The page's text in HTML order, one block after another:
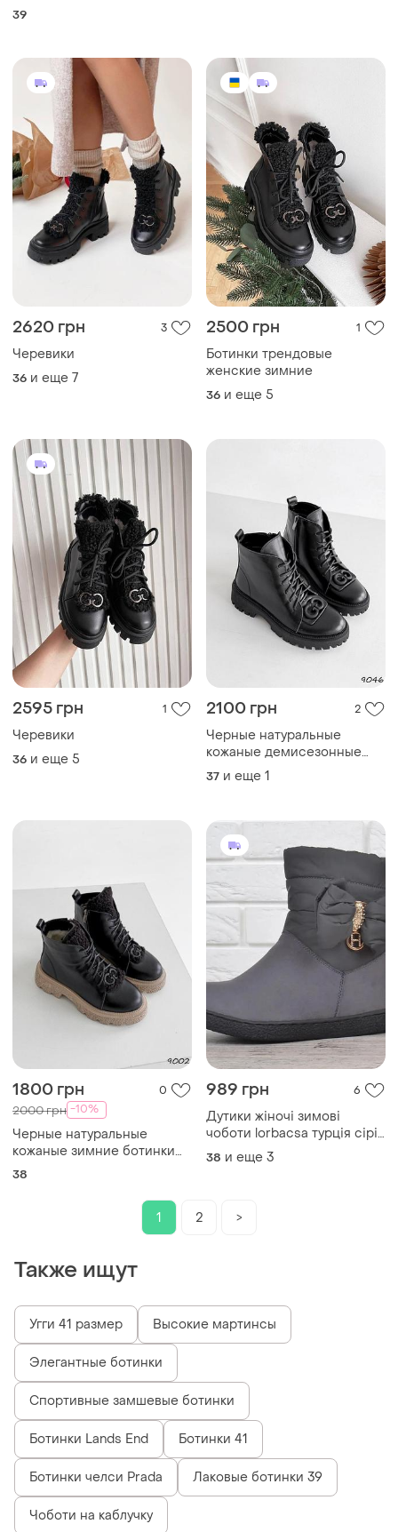
39
2620 грн 3
Черевики
36 и еще 7
2500 грн 1
Ботинки трендовые
женские зимние
36 и еще 5
2595 грн 1
Черевики
36 и еще 5
2100 грн 2
Черные натуральные
кожаные демисезонные
деми короткие низкие
ботинки на шнурках
толстой подошве кожа
37 и еще 1
1800 грн 0
2000 грн -10%
Черные натуральные
кожаные зимние ботинки
на шнурках шнуровке
кожа зима с мехом тедди
38
989 грн 6
Дутики жіночі зимові
чоботи lorbacsa турція сірі
з бантом
38 и еще 3
1 2 >
Также ищут
Угги 41 размер Высокие мартинсы
Элегантные ботинки
Спортивные замшевые ботинки
Ботинки Lands End Ботинки 41
Ботинки челси Prada Лаковые ботинки 39
Чоботи на каблучку